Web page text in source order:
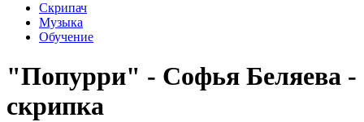
Скрипач
Музыка
Обучение
"Попурри" - Софья Беляева -
скрипка